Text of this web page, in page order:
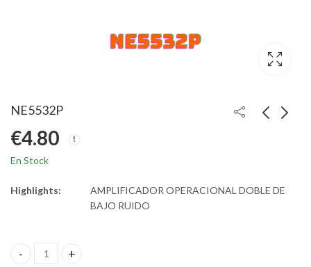
NE5532P
€4.80
En Stock
Highlights:
AMPLIFICADOR OPERACIONAL DOBLE DE
BAJO RUIDO
NE5532P quantity